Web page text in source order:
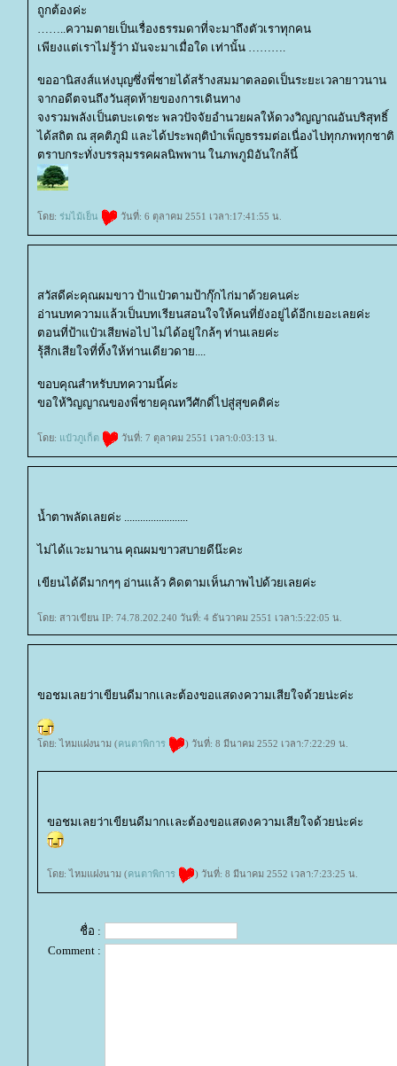
ถูกต้องค่ะ
..ความตายเป็นเรื่องธรรมดาที่จะมาถึงตัวเราทุกคน
เพียงแต่เราไม่รู้ว่า มันจะมาเมื่อใด เท่านั้น ……….
ขออานิสงส์แห่งบุญซึ่งพี่ชายได้สร้างสมมาตลอดเป็นระยะเวลายาวนาน
จากอดีตจนถึงวันสุดท้ายของการเดินทาง
จงรวมพลังเป็นตบะเดชะ พลวปัจจัยอำนวยผลให้ดวงวิญญาณอันบริสุทธิ์
ได้สถิต ณ สุคติภูมิ และได้ประพฤติบำเพ็ญธรรมต่อเนื่องไปทุกภพทุกชาติ
ตราบกระทั่งบรรลุมรรคผลนิพพาน ในภพภูมิอันใกล้นี้
ดย: ร่มไม้เย็น วันที่: 6 ตุลาคม 2551 เวลา:17:41:55 น.
สวัสดีค่ะคุณผมขาว ป้าแป๋วตามป้ากุ๊กไก่มาด้วยคนค่ะ
อ่านบทความแล้วเป็นบทเรียนสอนใจให้คนที่ยังอยู่ได้อีกเยอะเลยค่ะ
ตอนที่ป้าแป๋วเสียพ่อไป ไม่ได้อยู่ใกล้ๆ ท่านเลยค่ะ
รุ้สีกเสียใจที่ทิ้งให้ท่านเดียวดาย....
ขอบคุณสำหรับบทความนี้ค่ะ
ขอให้วิญญาณของพี่ชายคุณทวีศักดิ์ไปสู่สุขคติค่ะ
ดย: ป๋วภูเก็ต วันที่: 7 ตุลาคม 2551 เวลา:0:03:13 น.
น้ำตาพลัดเลยค่ะ ........................
ไม่ได้แวะมานาน คุณผมขาวสบายดีน๊ะคะ
เขียนได้ดีมากๆๆ อ่านแล้ว คิดตามเห็นภาพไปด้วยเลยค่ะ
ดย: สาวเขียน IP: 74.78.202.240 วันที่: 4 ธันวาคม 2551 เวลา:5:22:05 น.
ขอชมเลยว่าเขียนดีมากเเละต้องขอแสดงความเสียใจด้วยน่ะค่ะ
ดย: ไหมแฝงนาม (คนตาพิการ ) วันที่: 8 มีนาคม 2552 เวลา:7:22:29 น.
ขอชมเลยว่าเขียนดีมากเเละต้องขอแสดงความเสียใจด้วยน่ะค่ะ
ดย: ไหมแฝงนาม (คนตาพิการ ) วันที่: 8 มีนาคม 2552 เวลา:7:23:25 น.
ชื่อ :
Comment :